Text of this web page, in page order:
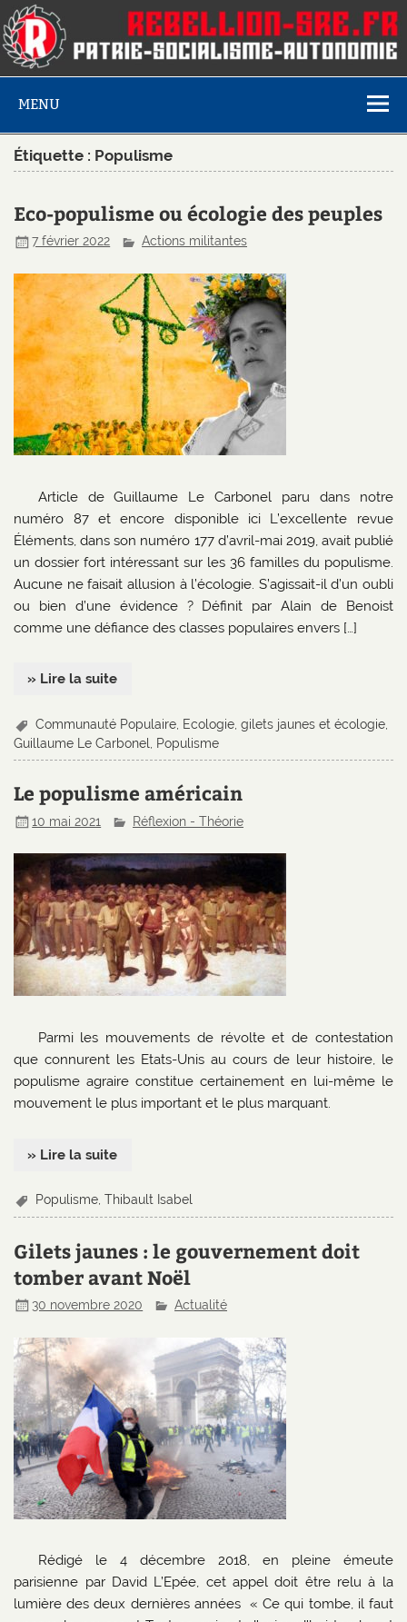
MENU
Étiquette : Populisme
Eco-populisme ou écologie des peuples
7 février 2022 Actions militantes
Article de Guillaume Le Carbonel paru dans notre
numéro 87 et encore disponible ici L’excellente revue
Éléments, dans son numéro 177 d’avril-mai 2019, avait publié
un dossier fort intéressant sur les 36 familles du populisme.
Aucune ne faisait allusion à l’écologie. S’agissait-il d’un oubli
ou bien d’une évidence ? Définit par Alain de Benoist
comme une défiance des classes populaires envers […]
» Lire la suite
Communauté Populaire Ecologie ,gilets jaunes et écologie
Guillaume Le Carbonel
Populisme
Le populisme américain
10 mai 2021 Réflexion - Théorie
Parmi les mouvements de révolte et de contestation
que connurent les Etats-Unis au cours de leur histoire, le
populisme agraire constitue certainement en lui-même le
mouvement le plus important et le plus marquant.
» Lire la suite
Populisme ,Thibault Isabel
Gilets jaunes : le gouvernement doit
tomber avant Noël
30 novembre 2020 Actualité
Rédigé le 4 décembre 2018, en pleine émeute
parisienne par David L’Epée, cet appel doit être relu à la
lumière des deux dernières années « Ce qui tombe, il faut